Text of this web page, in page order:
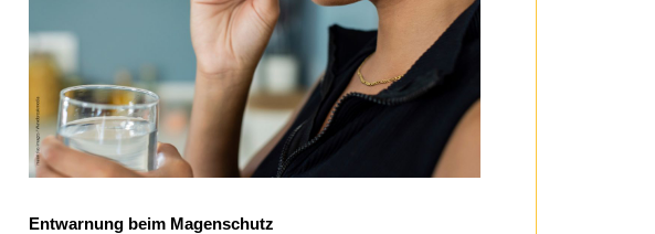
Entwarnung beim Magenschutz